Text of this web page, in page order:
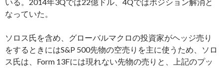
なっていた。
ソロス氏を含め、グローバルマクロの投資家がヘッジ売り
をするときにはS&P 500先物の空売りを主に使うため、ソロ
ス氏は、Form 13Fには現れない先物の売りと、上記のプッ